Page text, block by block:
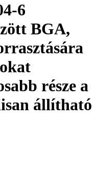
6
BGA,
része a
állítható